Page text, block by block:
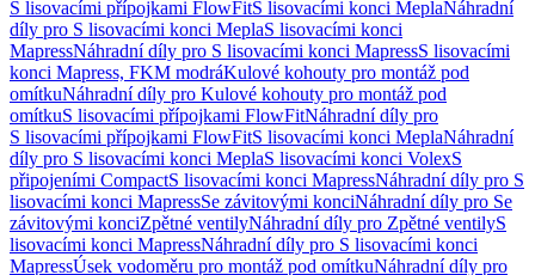
S lisovacími přípojkami FlowFitS lisovacími konci MeplaNáhradní
díly pro S lisovacími konci MeplaS lisovacími konci
MapressNáhradní díly pro S lisovacími konci MapressS lisovacími
konci Mapress, FKM modráKulové kohouty pro montáž pod
omítkuNáhradní díly pro Kulové kohouty pro montáž pod
omítkuS lisovacími přípojkami FlowFitNáhradní díly pro
S lisovacími přípojkami FlowFitS lisovacími konci MeplaNáhradní
díly pro S lisovacími konci MeplaS lisovacími konci VolexS
připojeními CompactS lisovacími konci MapressNáhradní díly pro S
lisovacími konci MapressSe závitovými konciNáhradní díly pro Se
závitovými konciZpětné ventilyNáhradní díly pro Zpětné ventilyS
lisovacími konci MapressNáhradní díly pro S lisovacími konci
MapressÚsek vodoměru pro montáž pod omítkuNáhradní díly pro